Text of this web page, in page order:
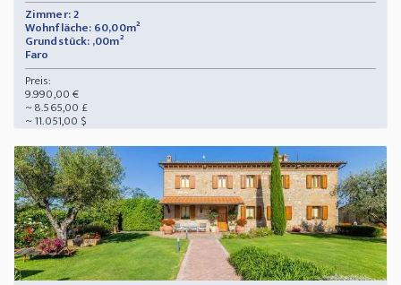
Zimmer: 2
Wohnfläche: 60,00m²
Grundstück: ,00m²
Faro
Preis:
9.990,00 €
~ 8.565,00 £
~ 11.051,00 $